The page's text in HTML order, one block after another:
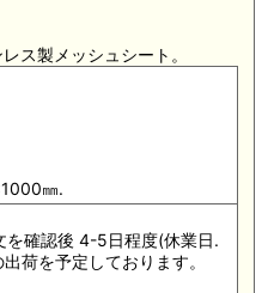
ス製メッシュシート。
㎜.
を確認後 4-5日程度(休業日.
荷を予定しております。